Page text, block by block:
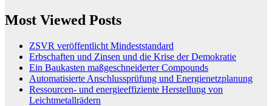
Most Viewed Posts
ZSVR veröffentlicht Mindeststandard
Erbschaften und Zinsen und die Krise der Demokratie
Ein Baukasten maßgeschneiderter Compounds
Automatisierte Anschlussprüfung und Energienetzplanung
Ressourcen- und energieeffiziente Herstellung von
Leichtmetallrädern